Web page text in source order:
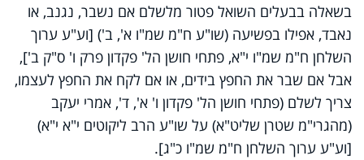
בשאלה בבעלים השואל פטור מלשלם אם נשבר, נגנב, או
נאבד, אפילו בפשיעה (שו"ע ח"מ שמ"ו א', ב') [וע"ע ערוך
השלחן ח"מ שמ"ו י"א, פתחי חושן הל' פקדון פרק ו' ס"ק ב'],
אבל אם שבר את החפץ בידים, או אם לקח את החפץ לעצמו,
צריך לשלם (פתחי חושן הל' פקדון ו' א', ד', אמרי יעקב
(מהגרי"מ שטרן שליט"א) על שו"ע הרב ליקוטים י"א י"א)
[וע"ע ערוך השלחן ח"מ שמ"ו כ"ג].